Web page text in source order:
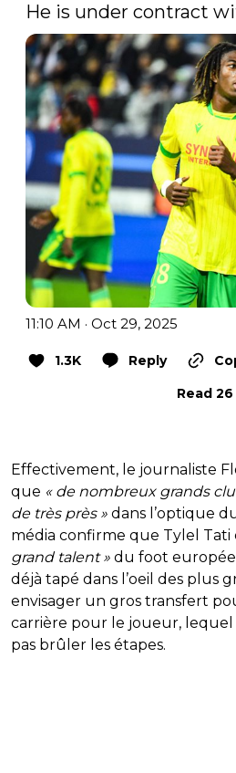
He is under contract
11:10 AM · Oct 29, 2025
1.3K Reply
Read
Effectivement, le journaliste
que « de nombreux grands
de très près » dans l’optique
média confirme que Tylel Tati
grand talent » du foot
déjà tapé dans l’oeil des plus
envisager un gros transfert
carrière pour le joueur,
pas brûler les étapes.